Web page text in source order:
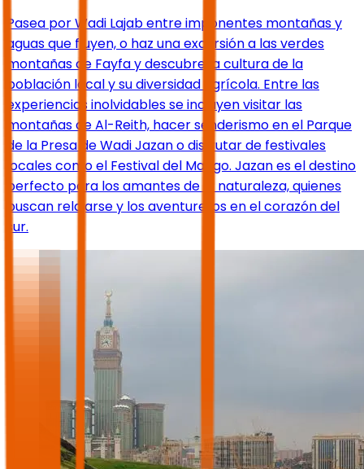
Pasea por Wadi Lajab entre imponentes montañas y
aguas que fluyen, o haz una excursión a las verdes
montañas de Fayfa y descubre la cultura de la
población local y su diversidad agrícola. Entre las
experiencias inolvidables se incluyen visitar las
montañas de Al-Reith, hacer senderismo en el Parque
de la Presa de Wadi Jazan o disfrutar de festivales
locales como el Festival del Mango. Jazan es el destino
perfecto para los amantes de la naturaleza, quienes
buscan relajarse y los aventureros en el corazón del
sur.